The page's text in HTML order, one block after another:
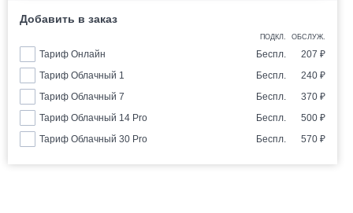
Добавить в заказ
ПОДКЛ. ОБСЛУЖ.
Тариф Онлайн Беспл. 207 ₽
Тариф Облачный 1
Беспл. 240 ₽
Тариф Облачный 7
Беспл. 370 ₽
Тариф Облачный 14 Pro
Беспл. 500 ₽
Тариф Облачный 30 Pro
Беспл. 570 ₽